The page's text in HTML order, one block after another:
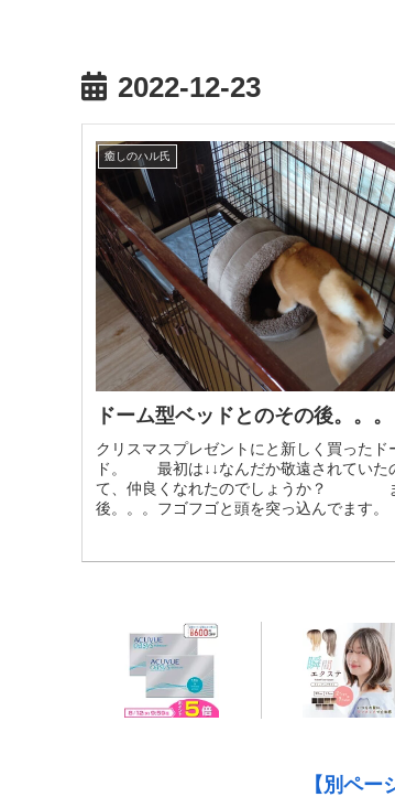
2022-12-23
癒しのハル氏
ドーム型ベッドとのその後。。。
クリスマスプレゼントにと新しく買ったド
ド。 最初は↓↓なんだか敬遠されていた
て、仲良くなれたのでしょうか？
後。。。フゴフゴと頭を突っ込んでます
【別ペ